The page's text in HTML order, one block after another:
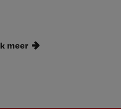
meer